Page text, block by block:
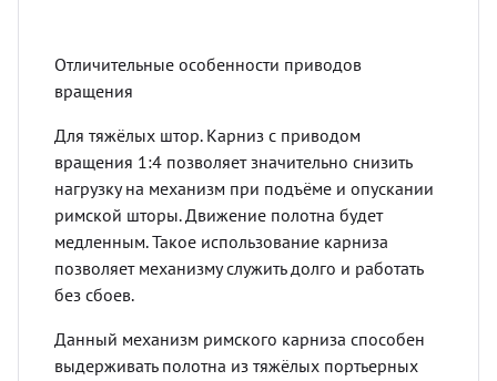
Отличительные особенности приводов
вращения
Для тяжёлых штор. Карниз с приводом
вращения 1:4 позволяет значительно снизить
нагрузку на механизм при подъёме и опускании
римской шторы. Движение полотна будет
медленным. Такое использование карниза
позволяет механизму служить долго и работать
без сбоев.
Данный механизм римского карниза способен
выдерживать полотна из тяжёлых портьерных